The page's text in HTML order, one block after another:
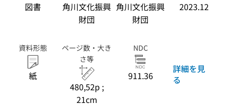
図書
角川文化振興
財団
角川文化振興
財団
2023.12
資料形態
紙
ページ数・大き
さ等
480,52p ;
21cm
NDC
911.36
詳細を見
る